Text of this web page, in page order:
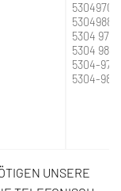
5304 970
5304 988
5304-
5304-
UNSERE